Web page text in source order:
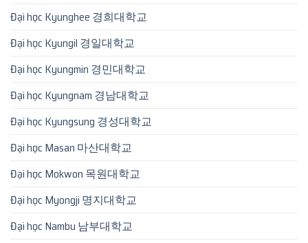
Đại học Kyunghee 경희대학교
Đại học Kyungil 경일대학교
Đại học Kyungmin 경민대학교
Đại học Kyungnam 경남대학교
Đại học Kyungsung 경성대학교
Đại học Masan 마산대학교
Đại học Mokwon 목원대학교
Đại học Myongji 명지대학교
Đại học Nambu 남부대학교